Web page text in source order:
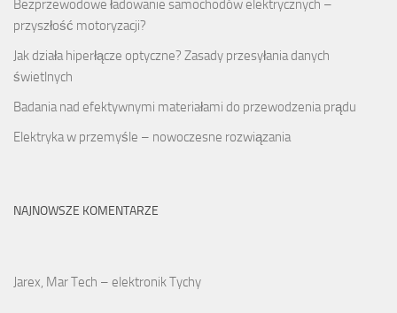
Bezprzewodowe ładowanie samochodów elektrycznych –
przyszłość motoryzacji?
Jak działa hiperłącze optyczne? Zasady przesyłania danych
świetlnych
Badania nad efektywnymi materiałami do przewodzenia prądu
Elektryka w przemyśle – nowoczesne rozwiązania
NAJNOWSZE KOMENTARZE
Jarex, Mar Tech – elektronik Tychy